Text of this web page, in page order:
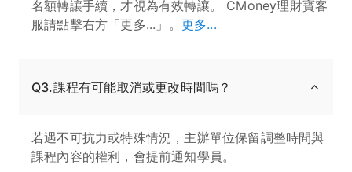
名額轉讓手續，才視為有效轉讓。 CMoney理財寶客
服請點擊右方「更多...」。 更多...
Q3.課程有可能取消或更改時間嗎？
若遇不可抗力或特殊情況，主辦單位保留調整時間與
課程內容的權利，會提前通知學員。